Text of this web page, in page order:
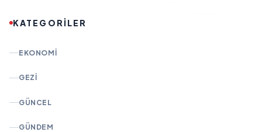
KATEGORİLER
EKONOMI
GEZI
GÜNCEL
GÜNDEM